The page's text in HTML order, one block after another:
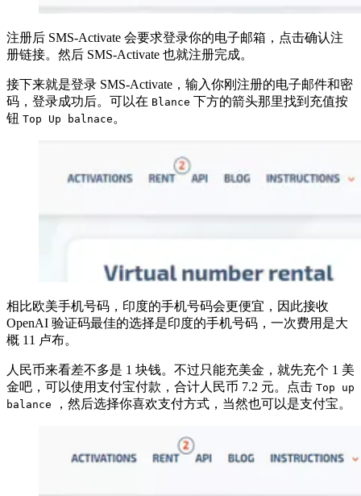
注册后 SMS-Activate 会要求登录你的电子邮箱，点击确认注
册链接。然后 SMS-Activate 也就注册完成。
接下来就是登录 SMS-Activate，输入你刚注册的电子邮件和密
码，登录成功后。可以在 Blance 下方的箭头那里找到充值按
钮 Top Up balnace 。
相比欧美手机号码，印度的手机号码会更便宜，因此接收
OpenAI 验证码最佳的选择是印度的手机号码，一次费用是大
概 11 卢布。
人民币来看差不多是 1 块钱。不过只能充美金，就先充个 1 美
金吧，可以使用支付宝付款，合计人民币 7.2 元。点击 Top up
balance
，然后选择你喜欢支付方式，当然也可以是支付宝。